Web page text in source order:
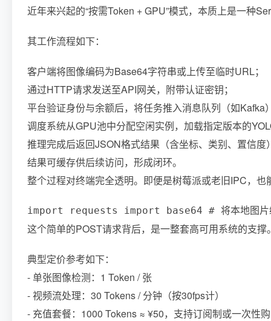
近年来兴起的“按需Token + GPU”模式，本质上是一种
其工作流程如下：
客户端将图像编码为Base64字符串或上传至临时URL；
通过HTTP请求发送至API网关，附带认证密钥；
平台验证身份与余额后，将任务推入消息队列（如Kafka
调度系统从GPU池中分配空闲实例，加载指定版本的
推理完成后返回JSON格式结果（含坐标、类别、置信度
结果可缓存供后续访问，形成闭环。
整个过程对终端完全透明。即便是树莓派或老旧IPC，
import requests import base64 # 将本
这个简单的POST请求背后，是一整套高可用系统的支
典型定价参考如下：
- 单张图像检测：1 Token / 张
- 视频流处理：30 Tokens / 分钟（按30fps计）
- 充值套餐：1000 Tokens ≈ ¥50，支持订阅制或一次性